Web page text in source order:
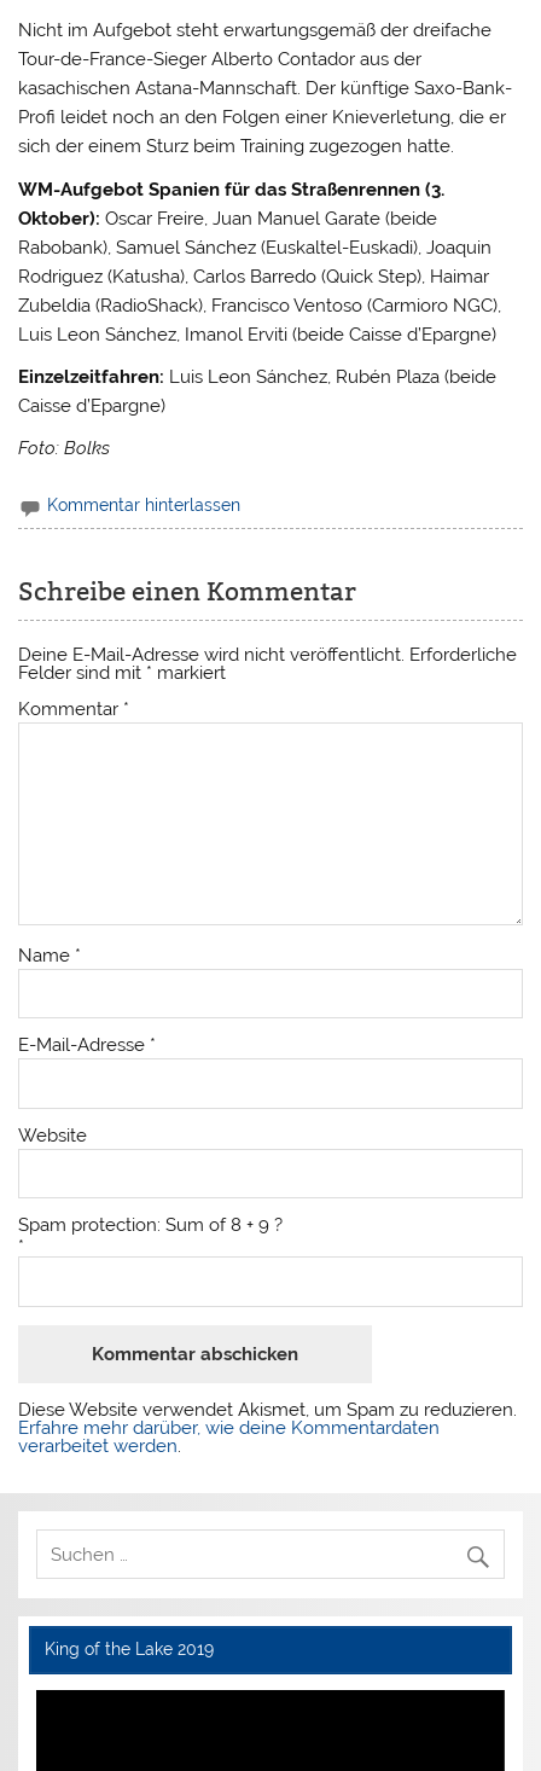
Nicht im Aufgebot steht erwartungsgemäß der dreifache
Tour-de-France-Sieger Alberto Contador aus der
kasachischen Astana-Mannschaft. Der künftige Saxo-Bank-
Profi leidet noch an den Folgen einer Knieverletung, die er
sich der einem Sturz beim Training zugezogen hatte.
WM-Aufgebot Spanien für das Straßenrennen (3.
Oktober): Oscar Freire, Juan Manuel Garate (beide
Rabobank), Samuel Sánchez (Euskaltel-Euskadi), Joaquin
Rodriguez (Katusha), Carlos Barredo (Quick Step), Haimar
Zubeldia (RadioShack), Francisco Ventoso (Carmioro NGC),
Luis Leon Sánchez, Imanol Erviti (beide Caisse d’Epargne)
Einzelzeitfahren: Luis Leon Sánchez, Rubén Plaza (beide
Caisse d’Epargne)
Foto: Bolks
Kommentar hinterlassen
Schreibe einen Kommentar
Deine E-Mail-Adresse wird nicht veröffentlicht. Erforderliche
Felder sind mit * markiert
Kommentar *
Name *
E-Mail-Adresse *
Website
Spam protection: Sum of 8 + 9 ?
*
Diese Website verwendet Akismet, um Spam zu reduzieren.
Erfahre mehr darüber, wie deine Kommentardaten
verarbeitet werden.
King of the Lake 2019